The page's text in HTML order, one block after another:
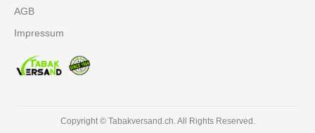
AGB
Impressum
Copyright © Tabakversand.ch. All Rights Reserved.